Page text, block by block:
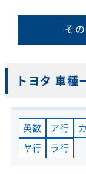
そ
トヨタ 車種
英数 ア行
ヤ行
ラ行